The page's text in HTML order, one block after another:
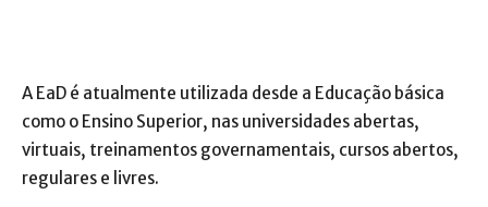
A EaD é atualmente utilizada desde a Educação básica
como o Ensino Superior, nas universidades abertas,
virtuais, treinamentos governamentais, cursos abertos,
regulares e livres.